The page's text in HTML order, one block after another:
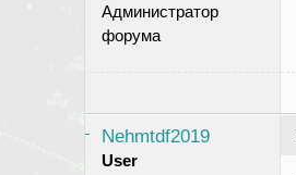
Администратор
форума
Nehmtdf2019
User